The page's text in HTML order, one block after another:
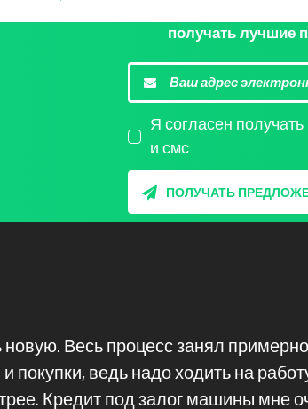
получать лучшие
Я согласен
и смс
ПОЛУЧАТЬ
Весь процесс занял
ведь надо ходить на
Кредит под залог машины мне